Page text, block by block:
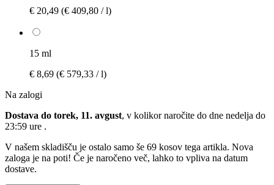
€ 20,49 (€ 409,80 / l)
15 ml
€ 8,69 (€ 579,33 / l)
Na zalogi
Dostava do torek, 11. avgust, v kolikor naročite do dne nedelja do
23:59 ure .
V našem skladišču je ostalo samo še 69 kosov tega artikla. Nova
zaloga je na poti! Če je naročeno več, lahko to vpliva na datum
dostave.